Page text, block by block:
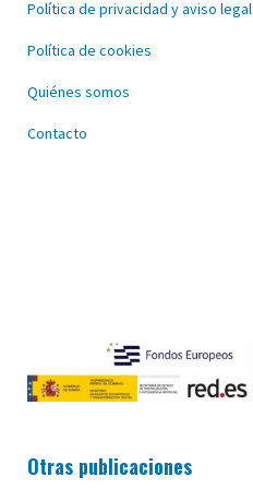
Política de privacidad y aviso legal
Política de cookies
Quiénes somos
Contacto
Otras publicaciones